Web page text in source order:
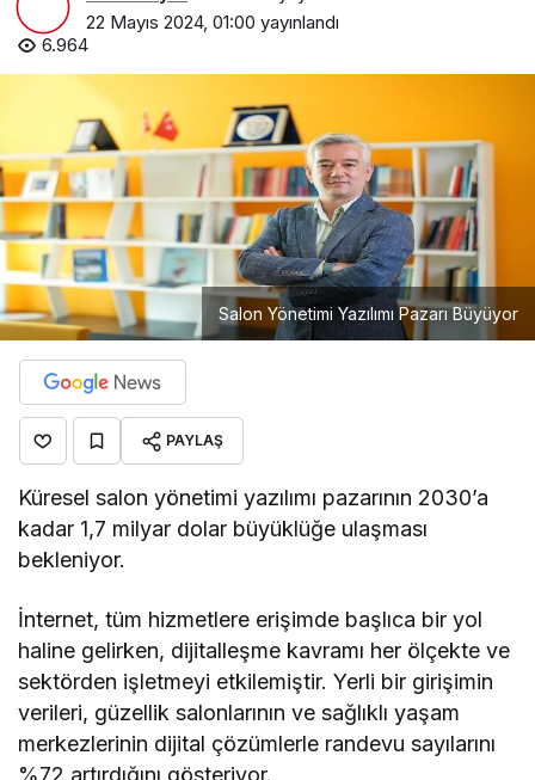
22 Mayıs 2024, 01:00 yayınlandı
6.964
Salon Yönetimi Yazılımı Pazarı Büyüyor
PAYLAŞ
Küresel salon yönetimi yazılımı pazarının 2030’a
kadar 1,7 milyar dolar büyüklüğe ulaşması
bekleniyor.
İnternet, tüm hizmetlere erişimde başlıca bir yol
haline gelirken, dijitalleşme kavramı her ölçekte ve
sektörden işletmeyi etkilemiştir. Yerli bir girişimin
verileri, güzellik salonlarının ve sağlıklı yaşam
merkezlerinin dijital çözümlerle randevu sayılarını
%72 artırdığını gösteriyor.